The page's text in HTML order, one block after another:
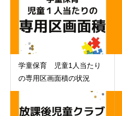
学童保育 児童1人当たり
の専用区画面積の状況